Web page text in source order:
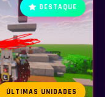
DESTAQUE
ÚLTIMAS UNIDADES